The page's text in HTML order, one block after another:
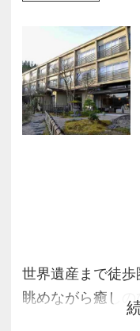
世界遺産まで徒
眺めながら癒しの
日光名物湯波懐